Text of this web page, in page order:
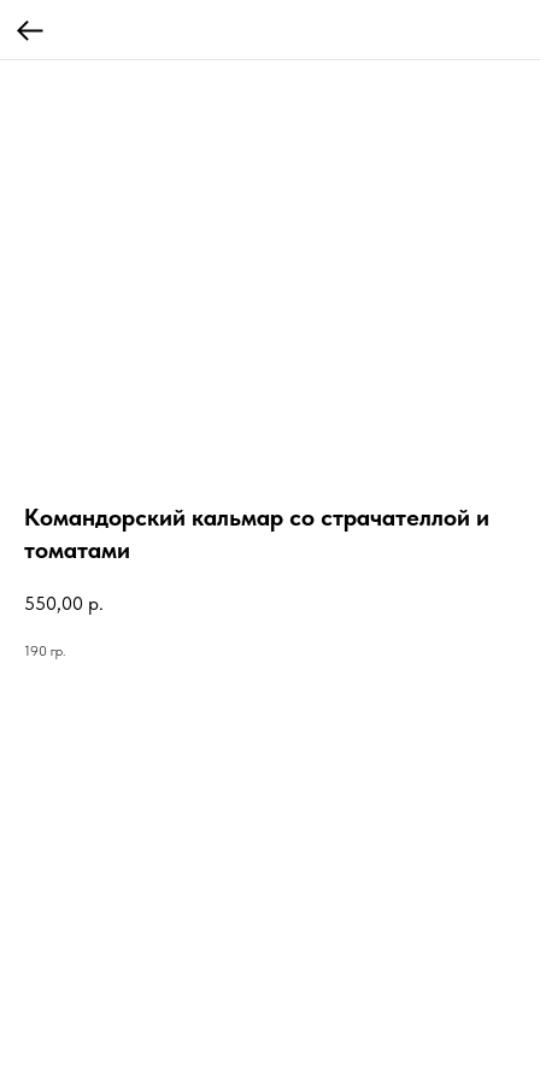
Командорский кальмар со страчателлой и
томатами
550,00 р.
190 гр.